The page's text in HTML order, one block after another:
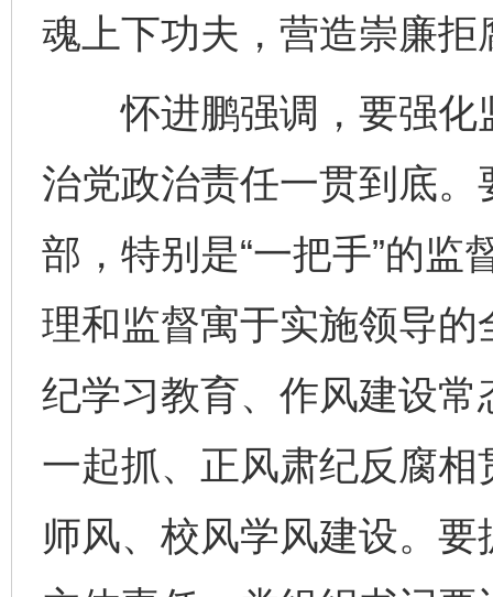
魂上下功夫，营造崇廉
怀进鹏强调，要强化
治党政治责任一贯到底。
部，特别是“一把手”的监
理和监督寓于实施领导
纪学习教育、作风建设
一起抓、正风肃纪反腐
师风、校风学风建设。